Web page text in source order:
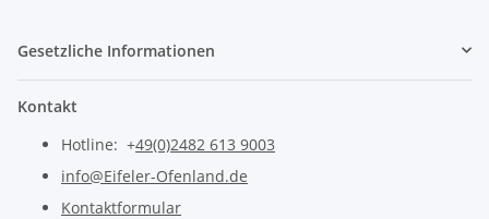
Gesetzliche Informationen
Kontakt
Hotline: +49(0)2482 613 9003
info@Eifeler-Ofenland.de
Kontaktformular